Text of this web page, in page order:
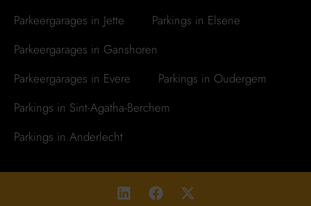
Parkeergarages in Jette
Parkings in Elsene
Parkeergarages in Ganshoren
Parkeergarages in Evere
Parkings in Oudergem
Parkings in Sint-Agatha-Berchem
Parkings in Anderlecht